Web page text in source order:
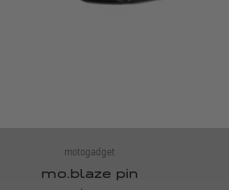
motogadget
mo.blaze pin